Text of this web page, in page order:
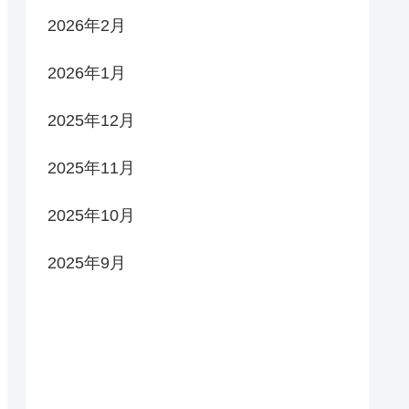
2026年2月
2026年1月
2025年12月
2025年11月
2025年10月
2025年9月